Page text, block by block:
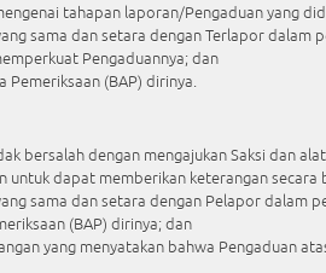
tahapan laporan/Pengaduan yang
sama dan setara dengan Terlapor dalam
Pengaduannya; dan
Pemeriksaan (BAP) dirinya.
bersalah dengan mengajukan Saksi dan
untuk dapat memberikan keterangan
sama dan setara dengan Pelapor dalam
(BAP) dirinya; dan
yang menyatakan bahwa Pengaduan